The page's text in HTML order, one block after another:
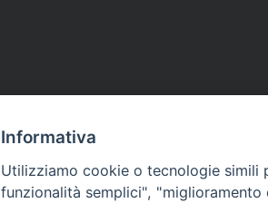
Informativa
Utilizziamo cookie o tecnologie simili
funzionalità semplici",